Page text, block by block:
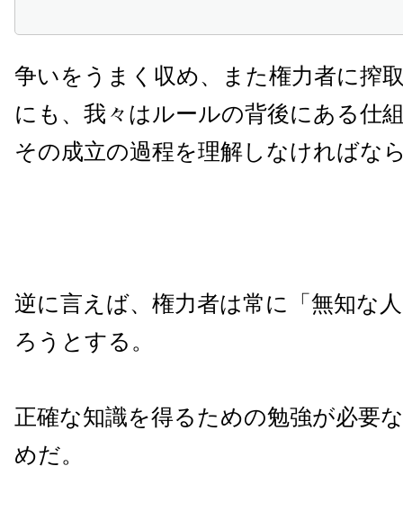
争いをうまく収め、また権力者に搾
にも、我々はルールの背後にある仕
その成立の過程を理解しなければな
逆に言えば、権力者は常に「無知な
ろうとする。
正確な知識を得るための勉強が必要
めだ。